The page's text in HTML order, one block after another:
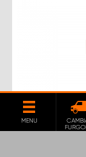
310 MM
MENU